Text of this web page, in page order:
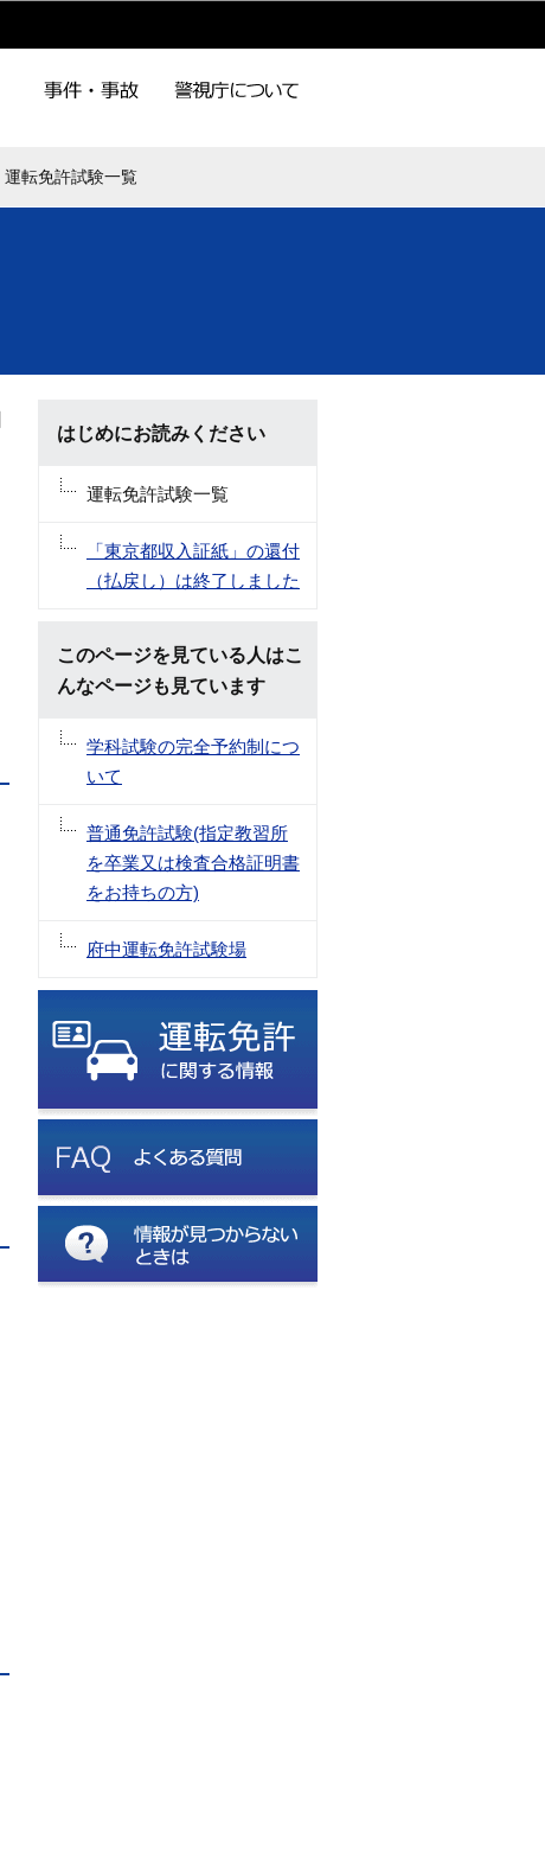
運転免許試験一覧
はじめにお読みください
運転免許試験一覧
「東京都収入証紙」の還付
（払戻し）は終了しました
このページを見ている人はこ
んなページも見ています
学科試験の完全予約制につ
いて
普通免許試験(指定教習所
を卒業又は検査合格証明書
をお持ちの方)
府中運転免許試験場